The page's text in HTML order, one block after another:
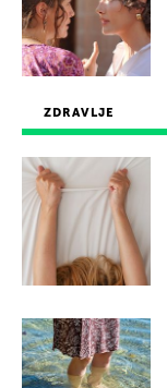
ZDRAVLJE